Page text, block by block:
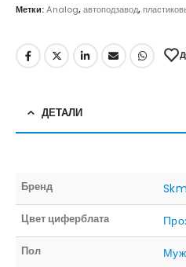
Метки:Analog,автоподзавод,
ДЕТАЛИ
Бренд
Цвет циферблата
Пол